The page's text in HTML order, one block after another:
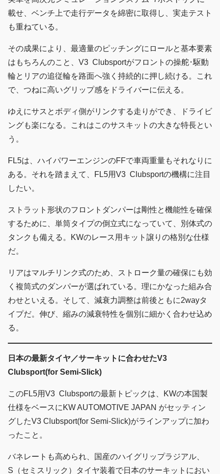
載せ、ベンチ上で走行データを綿密に取得し、実走テスト
も重ねている。
その成果により、最適量のピッチングにロールと基本要素
はもちろんのこと、V3 Clubsportがフロントの操舵･駆動
輪とリアの追従輪を路面へ強く持続的に押し続ける。これ
で、つねに高いグリップ感をドライバーに伝える。
ゆえにサスとボディ側がリンクする走りができ、ドライビ
ングも楽になる。これはこのサスキットの大きな特長とい
う。
FL5は、ハイパワーエンジンのFFで車両重量もそれなりに
ある。それを踏まえて、FL5用V3 Clubsportの機構に注目
したい。
ストラット形状のフロントダンパーは剛性と機能性を確保
するために、単筒タイプの倒立式になっていて、別体式の
タンクも備える。KWのレース用キット譲りの格別な仕様
だ。
リアはマルチリンク式のため、ストローク量の確保にも効
く複筒式のダンパーが選ばれている。理にかなった組み合
わせといえる。そして、減衰力調整は前後ともに2wayタ
イプだ。伸び、縮みの減衰特性を個別に細かく合わせ込め
る。
日本の最新タイヤ／サーキットに合わせたV3
Clubsport(for Semi-Slick)
このFL5用V3 Clubsportの最新トピックは、KWの本国製
仕様をベースにKW AUTOMOTIVE JAPAN がセッティン
グしたV3 Clubsport(for Semi-Slick)がラインアップに加わ
ったこと。
バネレートも高められ、国産のハイグリップラジアル、
S（セミスリック）タイヤ装着で日本のサーキットにおい